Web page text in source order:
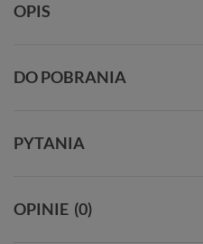
OPIS
DO POBRANIA
PYTANIA
OPINIE (0)